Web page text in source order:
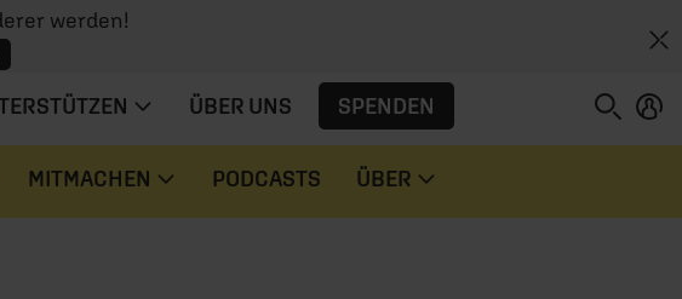
werden!
ÜBER UNS SPENDEN
MITMACHEN PODCASTS ÜBER